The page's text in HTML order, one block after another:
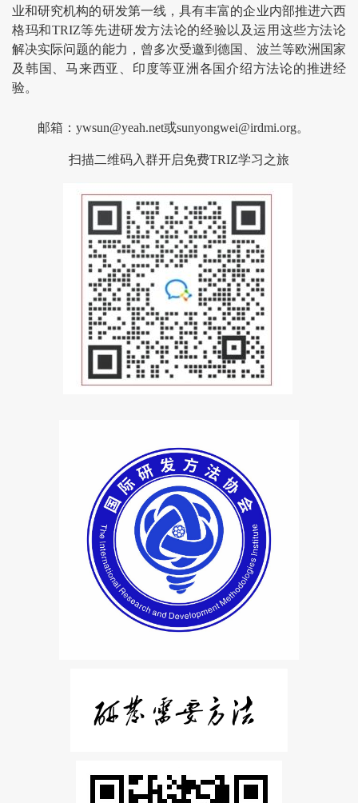
业和研究机构的研发第一线，具有丰富的企业内部推进六西
格玛和TRIZ等先进研发方法论的经验以及运用这些方法论
解决实际问题的能力，曾多次受邀到德国、波兰等欧洲国家
及韩国、马来西亚、印度等亚洲各国介绍方法论的推进经
验。
邮箱：ywsun@yeah.net或sunyongwei@irdmi.org。
扫描二维码入群开启免费TRIZ学习之旅